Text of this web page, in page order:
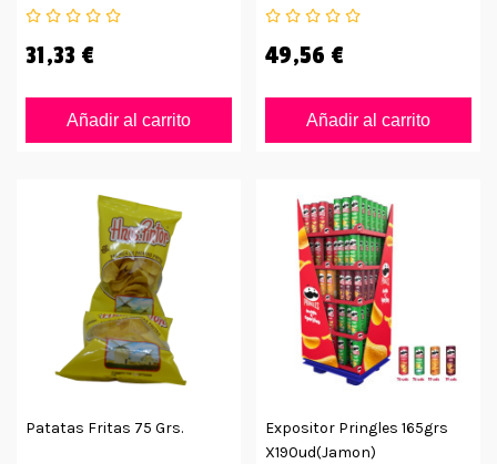
31,33 €
Añadir al carrito
49,56 €
Añadir al carrito
Patatas Fritas 75 Grs.
Expositor Pringles 165grs
X190ud(jamon)